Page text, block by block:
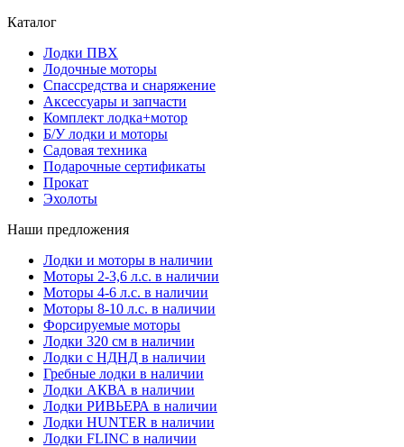
Каталог
Лодки ПВХ
Лодочные моторы
Спассредства и снаряжение
Аксессуары и запчасти
Комплект лодка+мотор
Б/У лодки и моторы
Садовая техника
Подарочные сертификаты
Прокат
Эхолоты
Наши предложения
Лодки и моторы в наличии
Моторы 2-3,6 л.с. в наличии
Моторы 4-6 л.с. в наличии
Моторы 8-10 л.с. в наличии
Форсируемые моторы
Лодки 320 см в наличии
Лодки с НДНД в наличии
Гребные лодки в наличии
Лодки АКВА в наличии
Лодки РИВЬЕРА в наличии
Лодки HUNTER в наличии
Лодки FLINC в наличии